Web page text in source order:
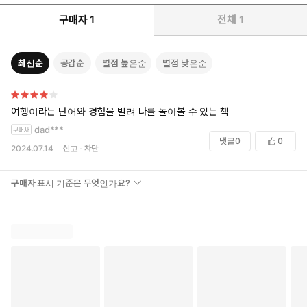
는 인간, 호모 비아토르」). 앉은 자리에서 모든 정보에 접속 가
능한 현대에 이르러서도 ‘오버투어리즘’이라는 말이 생겨날 정도
로 여행 인구는 멈출 기색 없이 증가하고 있다. 왜일까. 우리는
왜 끊임없이 여행을 갈망하는가. 일상의 장소를 벗어나 생생하고
색다른 모험을 겪길 바라는 욕망, 여러 가지 일들로 번잡해진 머
리를 ‘여행하는 인간(호모 비아토르)’으로 만든다.
오로지 김영하만이 보여줄 수 있는, 섬세하고도 깊은 사유의 여행
한 ‘여행’에 관한 글 「알아두면 쓸데없는 신비한 여행」에서는 김
구매자 1 전체 1
최신순 공감순 별점 높은순 별점 낮은순
여행이라는 단어와 경험을 빌려 나를 돌아볼 수 있는 책
dad***
2024.07.14 신고 차단
댓글0 0
구매자 표시 기준은 무엇인가요?